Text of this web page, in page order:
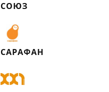
СОЮЗ
САРАФАН